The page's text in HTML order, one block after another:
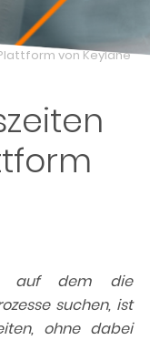
von Keylane
auf dem die
suchen, ist
ohne dabei